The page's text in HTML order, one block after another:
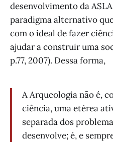
desenvolvimento da
paradigma alternativo
com o ideal de fazer
ajudar a construir uma
p.77, 2007). Dessa forma,
A Arqueologia não é,
ciência, uma etérea
separada dos
desenvolve; é, e